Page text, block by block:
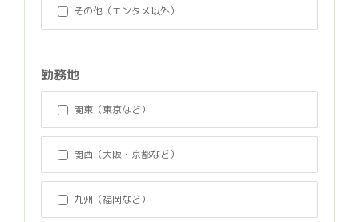
その他（エンタメ以外）
勤務地
関東（東京など）
関西（大阪・京都など）
九州（福岡など）